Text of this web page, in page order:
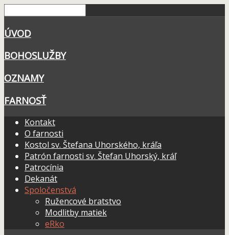
ÚVOD
BOHOSLUŽBY
OZNAMY
FARNOSŤ
Kontakt
O farnosti
Kostol sv. Štefana Uhorského, kráľa
Patrón farnosti sv. Štefan Uhorský, kráľ
Patrocínia
Dekanát
Spoločenstvá
Ružencové bratstvo
Modlitby matiek
eRko